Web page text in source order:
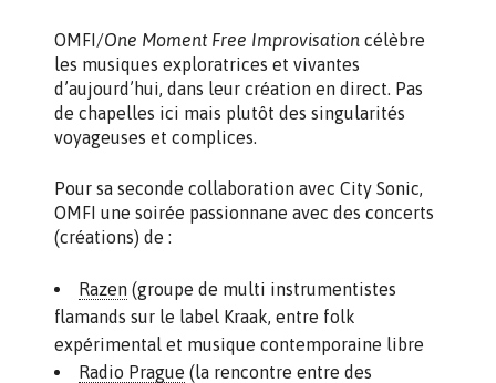
OMFI/One Moment Free Improvisation célèbre
les musiques exploratrices et vivantes
d’aujourd’hui, dans leur création en direct. Pas
de chapelles ici mais plutôt des singularités
voyageuses et complices.
Pour sa seconde collaboration avec City Sonic,
OMFI une soirée passionnane avec des concerts
(créations) de :
Razen (groupe de multi instrumentistes
flamands sur le label Kraak, entre folk
expérimental et musique contemporaine libre
Radio Prague (la rencontre entre des